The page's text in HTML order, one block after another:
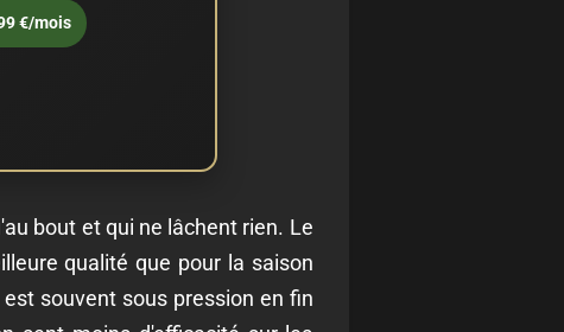
€/mois
bout et qui ne lâchent rien. Le
qualité que pour la saison
souvent sous pression en fin